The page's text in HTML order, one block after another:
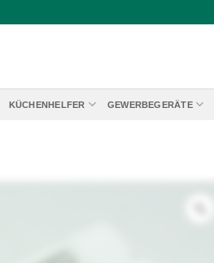
KÜCHENHELFER GEWERBEGERÄTE